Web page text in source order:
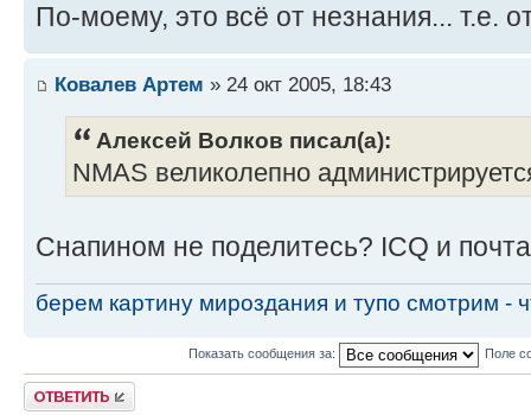
По-моему, это всё от незнания... т.е.
Ковалев Артем » 24 окт 2005, 18:43
Алексей Волков писал(а):
NMAS великолепно
Снапином не поделитесь? ICQ и
берем картину мироздания и тупо смотрим -
Показать сообщения за: Поле
Ответить